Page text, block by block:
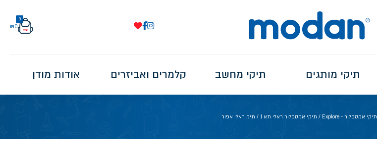
0
₪0
תיקי מותגים תיקי מחשב קלמרים ואביזרים אודות מודן
תיקי אקספלור - Explore / תיקי אקספלור ראלי תא 1 / תיק ראלי אפור